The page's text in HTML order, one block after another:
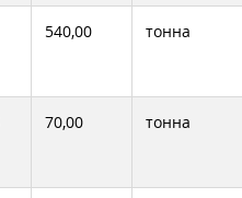
540,00 тонна
70,00 тонна